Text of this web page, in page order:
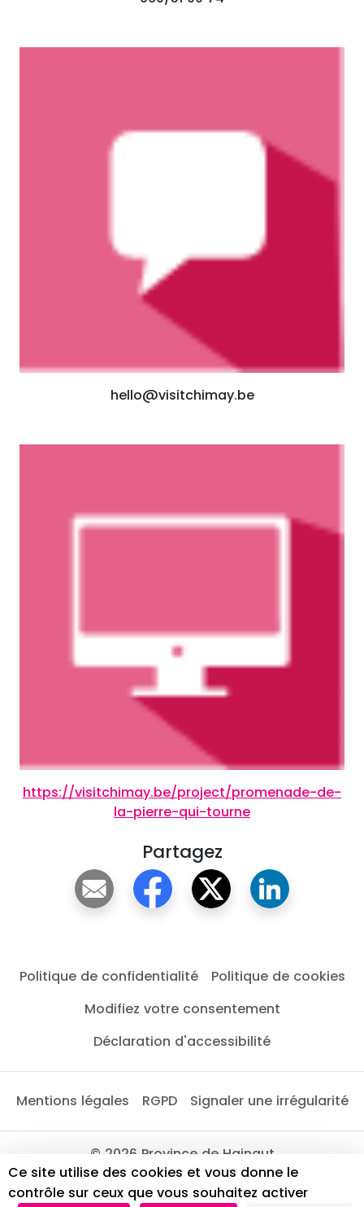
Ce site utilise des cookies et vous donne le
contrôle sur ceux que vous souhaitez activer
hello@visitchimay.be
https://visitchimay.be/project/promenade-de-
la-pierre-qui-tourne
Partagez
Politique de confidentialité
Politique de cookies
Modifiez votre consentement
Déclaration d'accessibilité
Mentions légales RGPD Signaler une irrégularité
© 2026 Province de Hainaut